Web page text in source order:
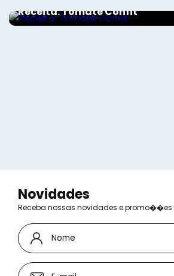
Receita: Tomate Confit
Novidades
Receba nossas novidades e promo��es: